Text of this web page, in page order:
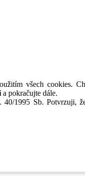
všech cookies.
a pokračujte dále.
1995 Sb. Potvrzuji,